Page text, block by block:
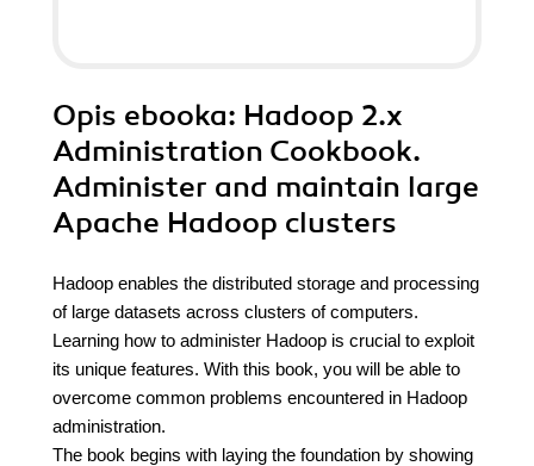
Opis ebooka: Hadoop 2.x
Administration Cookbook.
Administer and maintain large
Apache Hadoop clusters
Hadoop enables the distributed storage and processing
of large datasets across clusters of computers.
Learning how to administer Hadoop is crucial to exploit
its unique features. With this book, you will be able to
overcome common problems encountered in Hadoop
administration.
The book begins with laying the foundation by showing